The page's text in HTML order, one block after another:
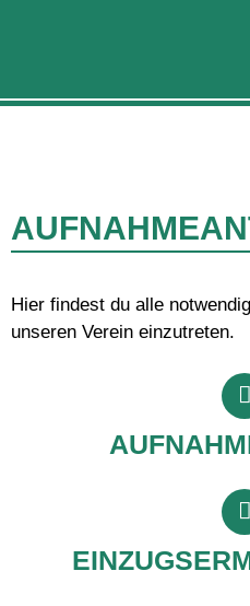
Hier findest du alle
unseren Verein einzutreten.